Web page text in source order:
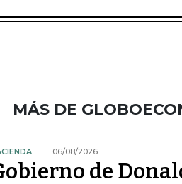
MÁS DE
06/08/2026
de